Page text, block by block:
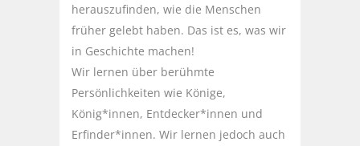
herauszufinden, wie die Menschen
früher gelebt haben. Das ist es, was wir
in Geschichte machen!
Wir lernen über berühmte
Persönlichkeiten wie Könige,
König*innen, Entdecker*innen und
Erfinder*innen. Wir lernen jedoch auch